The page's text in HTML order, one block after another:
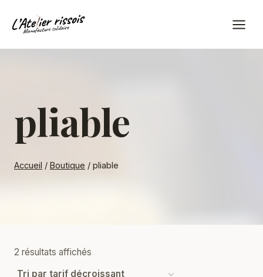
pliable
Accueil / Boutique / pliable
2 résultats affichés
par